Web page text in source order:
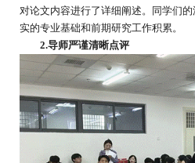
对论文内容进行了详细阐述。同学们
实的专业基础和前期研究工作积累。
2.导师严谨清晰点评